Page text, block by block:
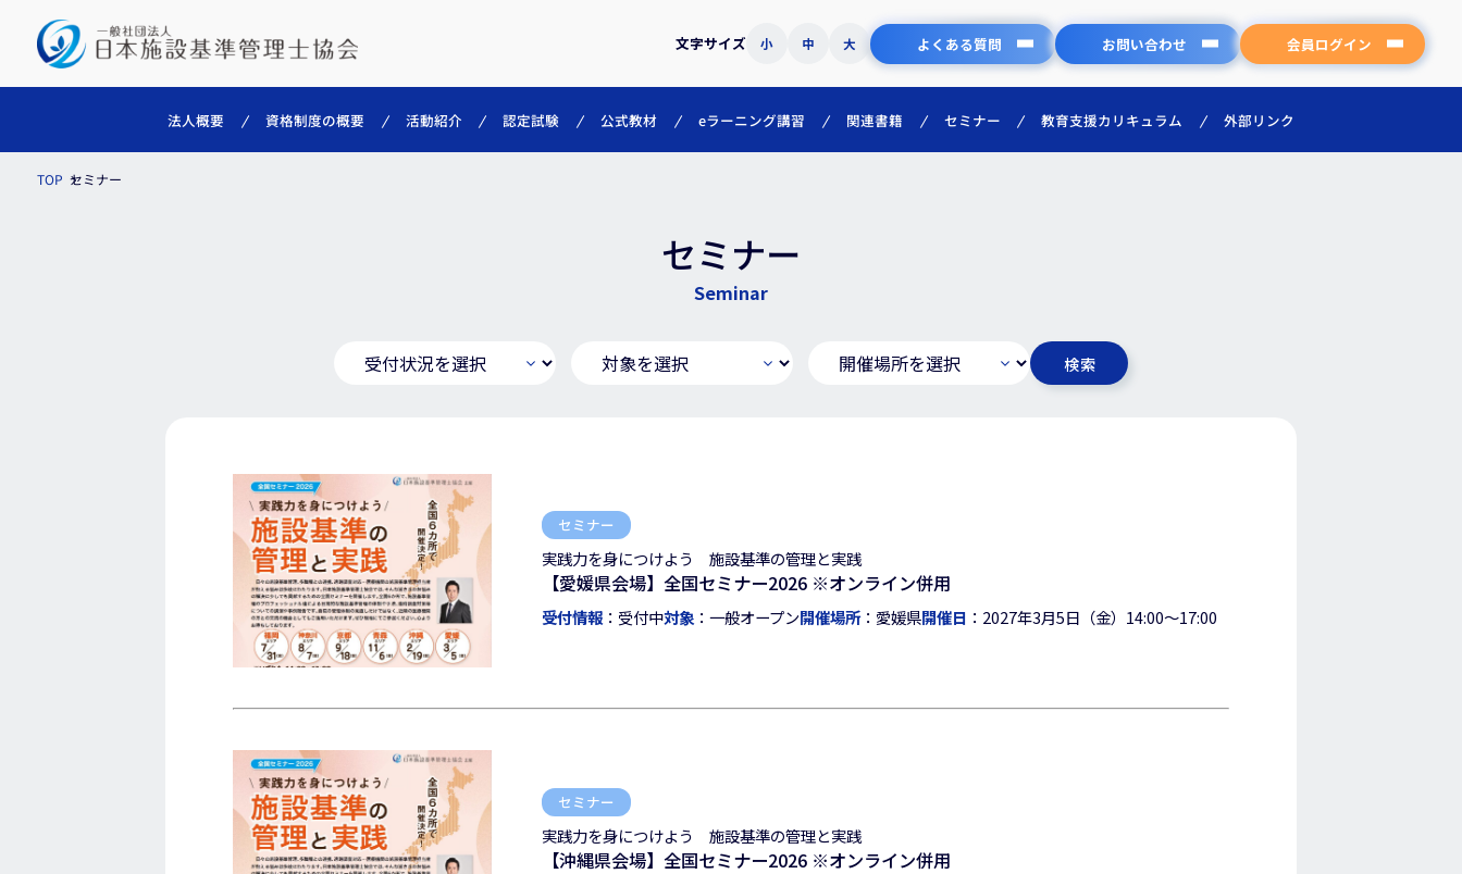
文字サイズ 小 中 大 よくある質問 お問い合わせ 会員ログイン
法人概要 資格制度の概要 活動紹介 認定試験 公式教材 eラーニング講習 関連書籍 セミナー 教育支援カリキュラム 外部リンク
TOP セミナー
セミナー
Seminar
セミナー
実践力を身につけよう 施設基準の管理と実践
【愛媛県会場】全国セミナー2026 ※オンライン併用
受付情報：受付中対象：一般オープン開催場所：愛媛県開催日 ：2027年3月5日（金）14:00～17:00
セミナー
実践力を身につけよう 施設基準の管理と実践
【沖縄県会場】全国セミナー2026 ※オンライン併用